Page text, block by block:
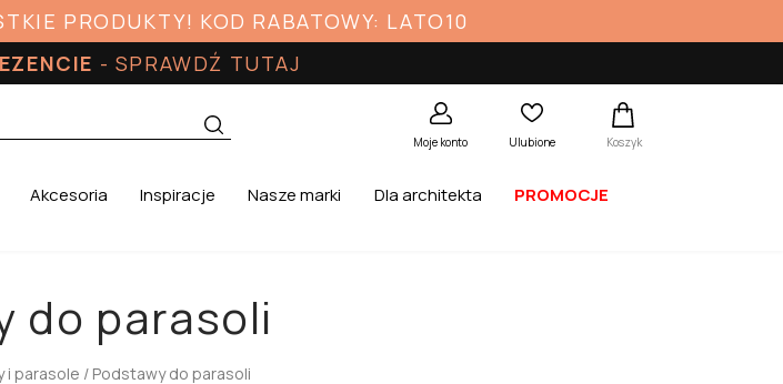
PRODUKTY! KOD RABATOWY: LATO10
- SPRAWDŹ TUTAJ
Moje konto Ulubione Koszyk
Akcesoria Inspiracje Nasze marki Dla architekta PROMOCJE
do parasoli
i parasole / Podstawy do parasoli